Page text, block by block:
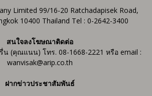
Limited 99/16-20 Ratchadapisek Road,
10400 Thailand Tel : 0-2642-3400
สนใจลงโฆษณาติดต่อ
(คุณแนน) โทร. 08-1668-2221 หรือ email :
wanvisak@arip.co.th
ฝากข่าวประชาสัมพันธ์